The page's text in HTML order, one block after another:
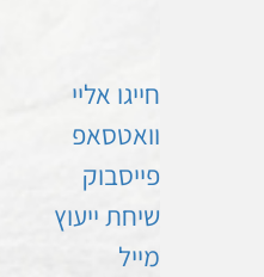
חייגו אליי
וואטסאפ
פייסבוק
שיחת ייעוץ
מייל